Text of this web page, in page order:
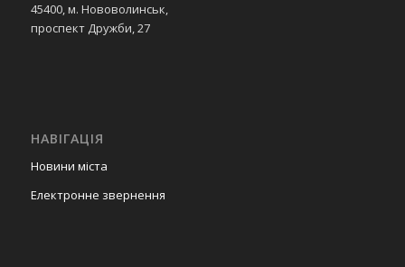
45400, м. Нововолинськ,
проспект Дружби, 27
НАВІГАЦІЯ
Новини міста
Електронне звернення